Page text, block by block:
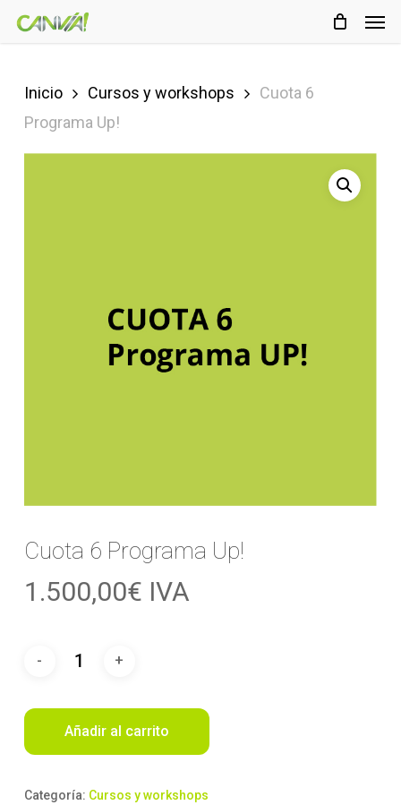
Skip
content
Inicio Cursos y workshops
Cuota 6
Programa Up!
Cuota 6 Programa Up!
1.500,00€ IVA
Añadir al carrito
Categoría: Cursos y workshops
Menu